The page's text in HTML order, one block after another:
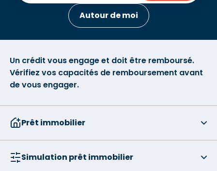
Autour de moi
Un crédit vous engage et doit être remboursé.
Vérifiez vos capacités de remboursement avant
de vous engager.
Prêt immobilier
Simulation prêt immobilier